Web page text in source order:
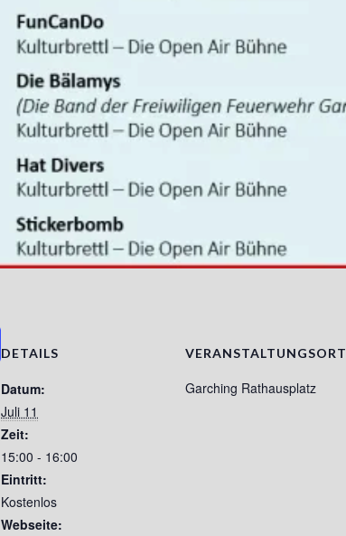
DETAILS
Datum:
Juli 11
Zeit:
15:00 - 16:00
Eintritt:
Kostenlos
Webseite:
VERANSTALTUNGSORT
Garching Rathausplatz